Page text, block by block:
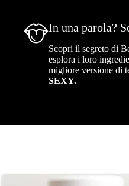
In una parola?
Scopri il segreto di
esplora i loro
migliore versione di
SEXY.